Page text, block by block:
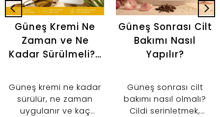
Güneş Kremi Ne
Zaman ve Ne
Kadar Sürülmeli? |
Rehberi
Güneş kremi ne kadar
sürülür, ne zaman
uygulanır ve kaç
Güneş Sonrası Cilt
Bakımı Nasıl
Yapılır?
Güneş sonrası cilt
bakımı nasıl olmalı?
Cildi serinletmek,